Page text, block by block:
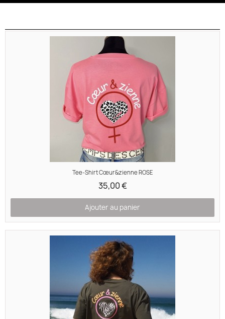
Aperçu rapide
Tee-Shirt Cœur&zienne ROSE
35,00 €
Ajouter au panier